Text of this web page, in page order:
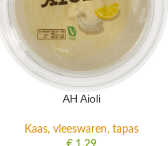
AH Aioli
Kaas, vleeswaren, tapas